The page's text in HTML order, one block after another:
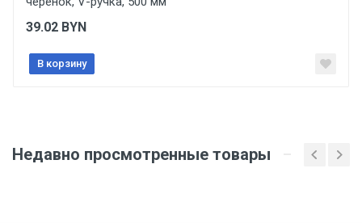
Товар соответствует требованиям технических
регламентов ТР ТС (ЕАЭС). Сведения о номере
в сопроводительной документации к товару и
предоставляются по запросу покупателя
39.02 BYN
В корзину
Недавно просмотренные товары